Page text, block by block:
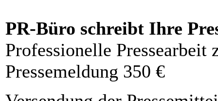
PR-Büro schreibt Ihre
Professionelle Pressearbeit
Pressemeldung 350 €